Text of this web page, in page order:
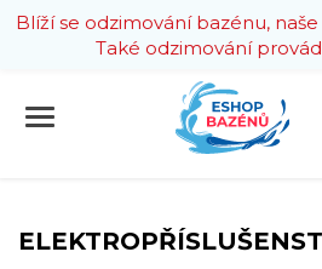
Blíží se odzimování bazénu,
Také odzimování